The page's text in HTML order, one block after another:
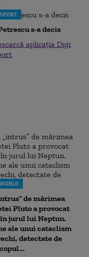
s-a decis
aplicația Digi
de mărimea
Pluto a provocat
în jurul lui Neptun.
ale unui cataclism
detectate de